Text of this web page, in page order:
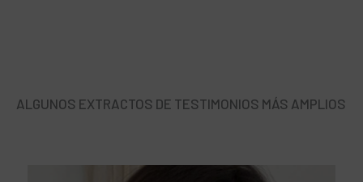
ALGUNOS EXTRACTOS DE TESTIMONIOS MÁS AMPLIOS